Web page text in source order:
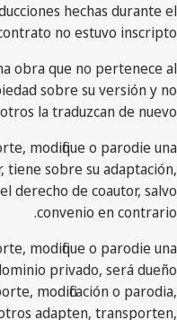
hechas durante el
no estuvo inscripto.
obra que no pertenece al
sobre su versión y no
la traduzcan de nuevo.
modifique o parodie una
tiene sobre su adaptación,
derecho de coautor, salvo
convenio en contrario.
modifique o parodie una
privado, será dueño
modificación o parodia,
adapten, transporten,